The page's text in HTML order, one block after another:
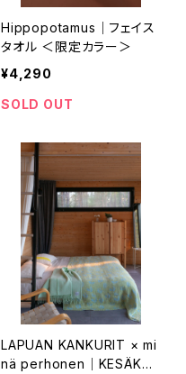
Hippopotamus｜フェイス
タオル ＜限定カラー＞
¥4,290
SOLD OUT
LAPUAN KANKURIT × mi
nä perhonen｜KESÄKUK